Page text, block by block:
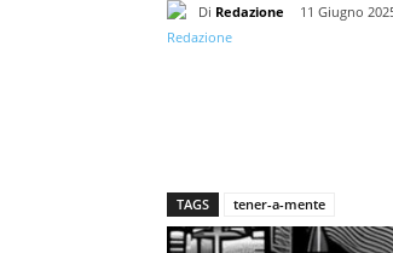
Di Redazione
11 Giugno
TAGS tener-a-mente